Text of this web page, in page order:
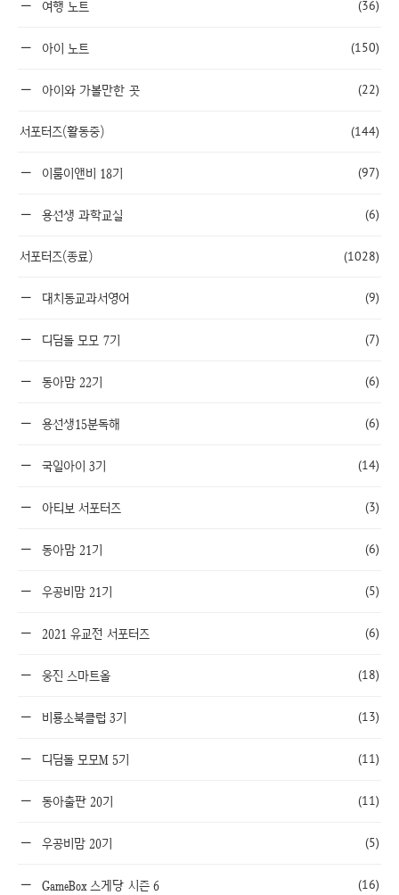
여행 노트 (36)
아이 노트 (150)
아이와 가볼만한 곳 (22)
서포터즈(활동중) (144)
이룸이앤비 18기 (97)
용선생 과학교실 (6)
서포터즈(종료) (1028)
대치동교과서영어 (9)
디딤돌 모모 7기 (7)
동아맘 22기 (6)
용선생15분독해 (6)
국일아이 3기 (14)
아티보 서포터즈 (3)
동아맘 21기 (6)
우공비맘 21기 (5)
2021 유교전 서포터즈 (6)
웅진 스마트올 (18)
비룡소북클럽 3기 (13)
디딤돌 모모M 5기 (11)
동아출판 20기 (11)
우공비맘 20기 (5)
GameBox 스게당 시즌 6 (16)